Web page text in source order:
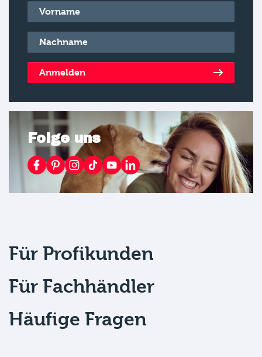
Vorname*
Nachname*
Anmelden
Folge uns
Für Profikunden
Für Fachhändler
Häufige Fragen